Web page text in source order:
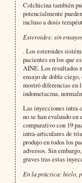
Colchicina también
potencialmente
incluso a dosis
Esteroides: sin
.Los esteroides
pacientes en los que
AINE. Los resultados
ensayo de doble
mostró diferencias en
indometacina,
Las inyecciones intra-
no se han evaluado en
comparativo con 19
intra-articulares de
produjo en todos los
adversos. Sin
graves tras estas
En la práctica: hielo,